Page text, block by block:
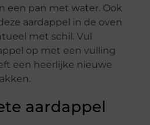
een pan met water. Ook
aardappel in de oven
met schil. Vul
op met een vulling
een heerlijke nieuwe
aardappel